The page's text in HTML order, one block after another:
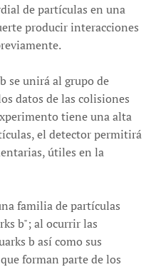
de partículas en una
producir interacciones
se unirá al grupo de
datos de las colisiones
tiene una alta
el detector permitirá
útiles en la
familia de partículas
b"; al ocurrir las
b así como sus
forman parte de los